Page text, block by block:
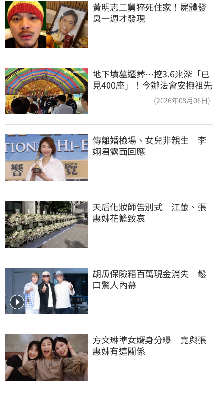
黃明志二舅猝死住家！屍體發
臭一週才發現
地下墳墓遷葬…挖3.6米深「已
見400座」！今辦法會安撫祖先
(2026年08月06日)
傳離婚檢場、女兒非親生　李
翊君露面回應
天后化妝師告別式　江蕙、張
惠妹花籃致哀
胡瓜保險箱百萬現金消失　鬆
口驚人內幕
方文琳準女婿身分曝　竟與張
惠妹有這關係